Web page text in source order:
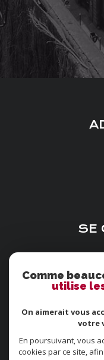
© 2026 | Tous droits
nos
Site
Comme
utilise
On aimerait vous
votre
En poursuivant, vous
cookies par ce site,